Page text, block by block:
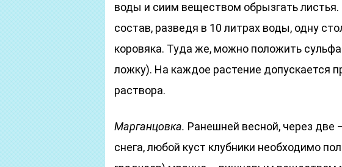
воды и сиим веществом обрызгать
состав, разведя в 10 литрах воды, одну
коровяка. Туда же, можно положить
ложку). На каждое растение допускается
раствора.
Марганцовка. Ранешней весной, через две
снега, любой куст клубники необходимо